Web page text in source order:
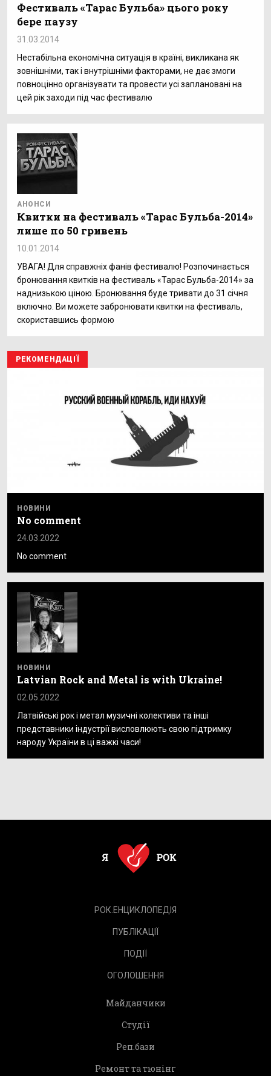
Фестиваль «Тарас Бульба» цього року
бере паузу
31.03.2014
Нестабільна економічна ситуація в країні, викликана як
зовнішніми, так і внутрішніми факторами, не дає змоги
повноцінно організувати та провести усі заплановані на
цей рік заходи під час фестивалю
АНОНСИ
Квитки на фестиваль «Тарас Бульба-2014»
лише по 50 гривень
10.01.2014
УВАГА! Для справжніх фанів фестивалю! Розпочинається
бронювання квитків на фестиваль «Тарас Бульба-2014» за
наднизькою ціною. Бронювання буде тривати до 31 січня
включно. Ви можете забронювати квитки на фестиваль,
скориставшись формою
РЕКОМЕНДАЦІЇ
НОВИНИ
No comment
24.03.2022
No comment
НОВИНИ
Latvian Rock and Metal is with Ukraine!
02.05.2022
Латвійські рок і метал музичні колективи та інші
представники індустрії висловлюють свою підтримку
народу України в ці важкі часи!
РОК.ЕНЦИКЛОПЕДІЯ
ПУБЛІКАЦІЇ
ПОДІЇ
ОГОЛОШЕННЯ
Майданчики
Студії
Реп.бази
Ремонт та тюнінг